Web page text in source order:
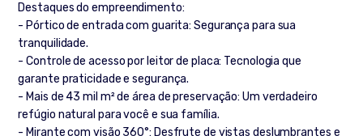
Destaques do empreendimento:
- Pórtico de entrada com guarita: Segurança para sua
tranquilidade.
- Controle de acesso por leitor de placa: Tecnologia que
garante praticidade e segurança.
- Mais de 43 mil m² de área de preservação: Um verdadeiro
refúgio natural para você e sua família.
- Mirante com visão 360°: Desfrute de vistas deslumbrantes e